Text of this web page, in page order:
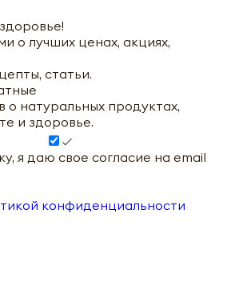
о лучших ценах, акциях,
статьи.
о натуральных продуктах,
и здоровье.
я даю свое согласие на email
конфиденциальности